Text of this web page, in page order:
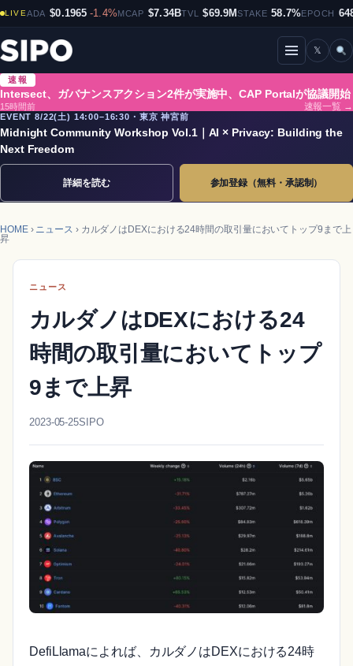
LIVEADA $0.1965 -1.4%MCAP $7.34BTVL $69.9MSTAKE 58.7%EPOCH
メニューを開閉
𝕏
速報
Intersect、ガバナンスアクション2件が実施中、CAP Portalが協議開始
15時間前
速報一覧 →
EVENT 8/22(土) 14:00–16:30・東京 神宮前
Midnight Community Workshop Vol.1｜AI × Privacy: Building the
Next Freedom
詳細を読む 参加登録（無料・承認制）
HOME› ニュース › カルダノはDEXにおける24時間の取引量においてトップ9まで上
昇
ニュース
カルダノはDEXにおける24
時間の取引量においてトップ
9まで上昇
2023-05-25SIPO
DefiLlamaによれば、カルダノはDEXにおける24時